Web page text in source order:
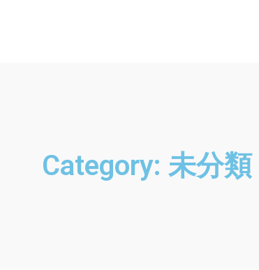
Category: 未分類